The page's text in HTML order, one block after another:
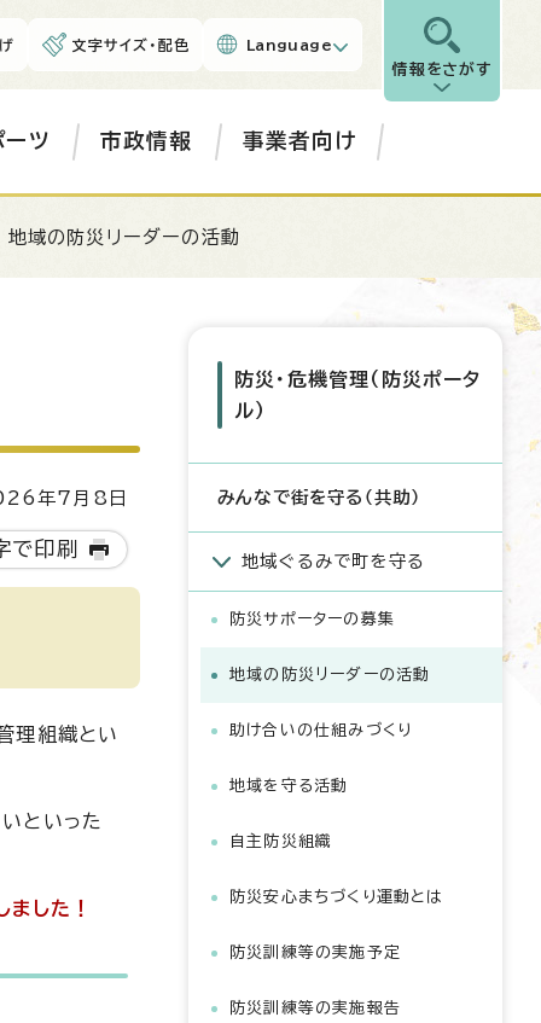
文字サイズ・配色 Language
情報をさがす
ーツ 市政情報 事業者向け
域の防災リーダーの活動
年7月8日
で印刷
理組織とい
といった
した！
防災・危機管理（防災ポータ
ル）
みんなで街を守る（共助）
地域ぐるみで町を守る
防災サポーターの募集
地域の防災リーダーの活動
助け合いの仕組みづくり
地域を守る活動
自主防災組織
防災安心まちづくり運動とは
防災訓練等の実施予定
防災訓練等の実施報告